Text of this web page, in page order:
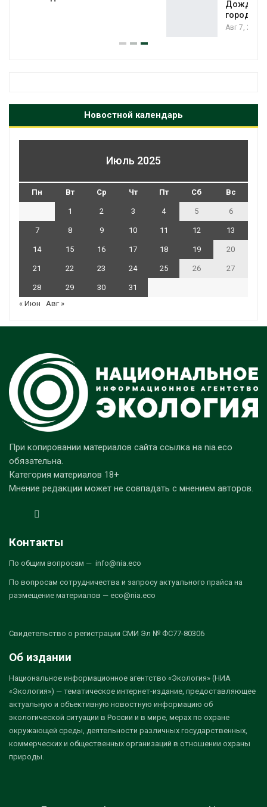
Дождевая вода с крыш может помочь
Новостной календарь
Июль 2025
Пн Вт Ср Чт Пт Сб Вс
1 2 3 4 5 6
7 8 9 10 11 12 13
14 15 16 17 18 19 20
21 22 23 24 25 26 27
28 29 30
31
« Июн
Авг »
При копировании материалов сайта ссылка на nia.eco
обязательна.
Категория материалов 18+
Мнение редакции может не совпадать с мнением авторов.
Контакты
По общим вопросам — info@nia.eco
По вопросам сотрудничества и запросу актуального прайса на
размещение материалов — eco@nia.eco
Свидетельство о регистрации СМИ Эл № ФС77-80306
Об издании
Национальное информационное агентство «Экология» (НИА
«Экология») — тематическое интернет-издание, предоставляющее
актуальную и объективную новостную информацию об
экологической ситуации в России и в мире, мерах по охране
окружающей среды, деятельности различных государственных,
коммерческих и общественных организаций в отношении охраны
природы.